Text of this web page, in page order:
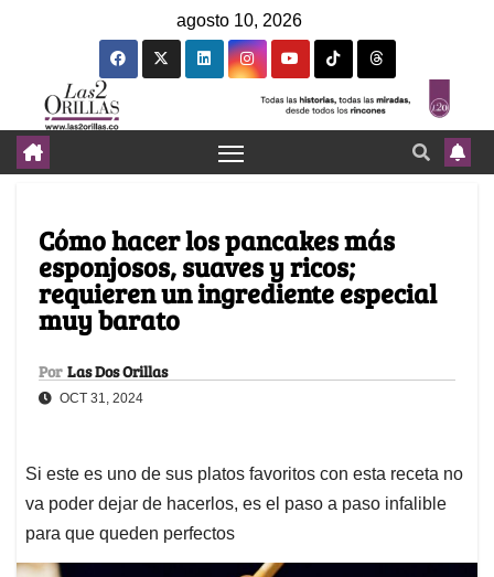
agosto 10, 2026
Cómo hacer los pancakes más
esponjosos, suaves y ricos;
requieren un ingrediente especial
muy barato
Por Las Dos Orillas
OCT 31, 2024
Si este es uno de sus platos favoritos con esta receta no
va poder dejar de hacerlos, es el paso a paso infalible
para que queden perfectos